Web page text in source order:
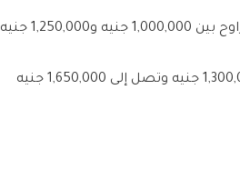
تقدم قيمة جيدة في فئة السيدان، وقد تجدها بسعر يتراوح بين 1,000,000 جنيه و1,250,000 جنيه
سيارة كروس أوفر محبوبة، قد تبدأ أسعارها من 1,300,000 جنيه وتصل إلى 1,650,000 جنيه